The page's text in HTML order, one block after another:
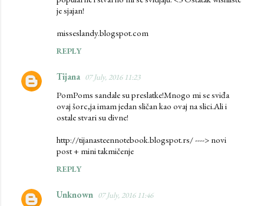
je sjajan!
misseslandy.blogspot.com
REPLY
Tijana 07 July, 2016 11:23
PomPoms sandale su preslatke!Mnogo mi se sviđa
ovaj šorc,ja imam jedan sličan kao ovaj na slici.Ali i
ostale stvari su divne!
http://tijanasteennotebook.blogspot.rs/ ----> novi
post + mini takmičenje
REPLY
Unknown 07 July, 2016 11:46